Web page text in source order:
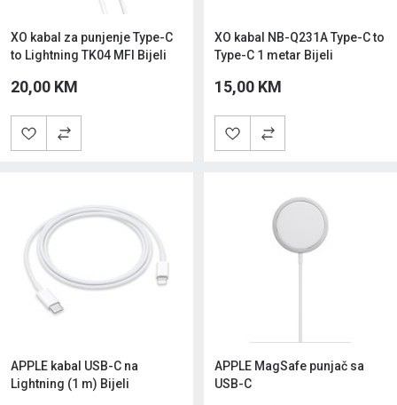
XO kabal za punjenje Type-C
to Lightning TK04 MFI Bijeli
20,00 KM
XO kabal NB-Q231A Type-C to
Type-C 1 metar Bijeli
15,00 KM
APPLE kabal USB-C na
Lightning (1 m) Bijeli
APPLE MagSafe punjač sa
USB-C